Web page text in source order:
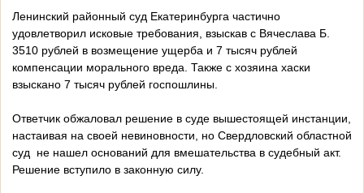
Ленинский районный суд Екатеринбурга частично
удовлетворил исковые требования, взыскав с Вячеслава Б.
3510 рублей в возмещение ущерба и 7 тысяч рублей
компенсации морального вреда. Также с хозяина хаски
взыскано 7 тысяч рублей госпошлины.
Ответчик обжаловал решение в суде вышестоящей инстанции,
настаивая на своей невиновности, но Свердловский областной
суд не нашел оснований для вмешательства в судебный акт.
Решение вступило в законную силу.